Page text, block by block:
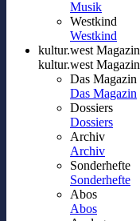
Musik
Westkind
Westkind
kultur.west Magazin
kultur.west Magazin
Das Magazin
Das Magazin
Dossiers
Dossiers
Archiv
Archiv
Sonderhefte
Sonderhefte
Abos
Abos